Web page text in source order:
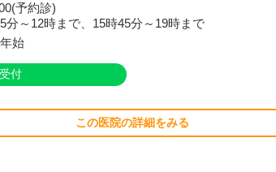
予約診)
～12時まで、15時45分～19時まで
始
付
この医院の詳細をみる